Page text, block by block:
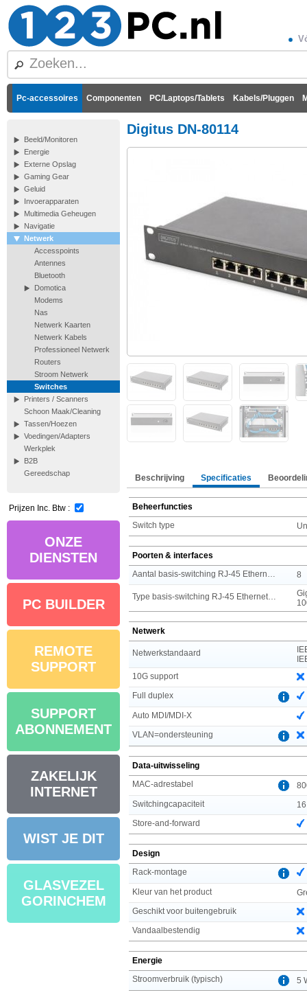
Pc-accessoires Componenten PC/Laptops/Tablets Kabels/Pluggen
Beeld/Monitoren
Energie
Externe Opslag
Gaming Gear
Geluid
Invoerapparaten
Multimedia Geheugen
Navigatie
Netwerk
Accesspoints
Antennes
Bluetooth
Domotica
Modems
Nas
Netwerk Kaarten
Netwerk Kabels
Professioneel Netwerk
Routers
Stroom Netwerk
Switches
Printers / Scanners
Schoon Maak/Cleaning
Tassen/Hoezen
Voedingen/Adapters
Werkplek
B2B
Gereedschap
Prijzen Inc. Btw :
ONZE
DIENSTEN
PC BUILDER
REMOTE
SUPPORT
SUPPORT
ABONNEMENT
ZAKELIJK
INTERNET
WIST JE DIT
GLASVEZEL
GORINCHEM
Digitus DN-80114
Beschrijving Specificaties
Beheerfuncties
Switch type
Poorten & interfaces
8
Netwerk
Netwerkstandaard
10G support
Full duplex
Auto MDI/MDI-X
VLAN=ondersteuning
Data-uitwisseling
MAC-adrestabel
Switchingcapaciteit
Store-and-forward
Design
Rack-montage
Kleur van het product
Geschikt voor buitengebruik
Vandaalbestendig
Energie
Stroomverbruik (typisch)
5